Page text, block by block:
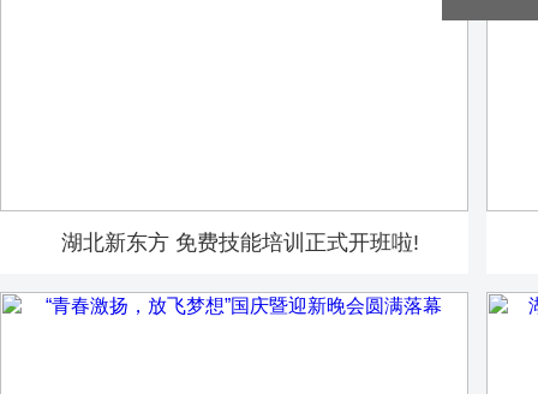
湖北新东方 免费技能培训正式开班啦!